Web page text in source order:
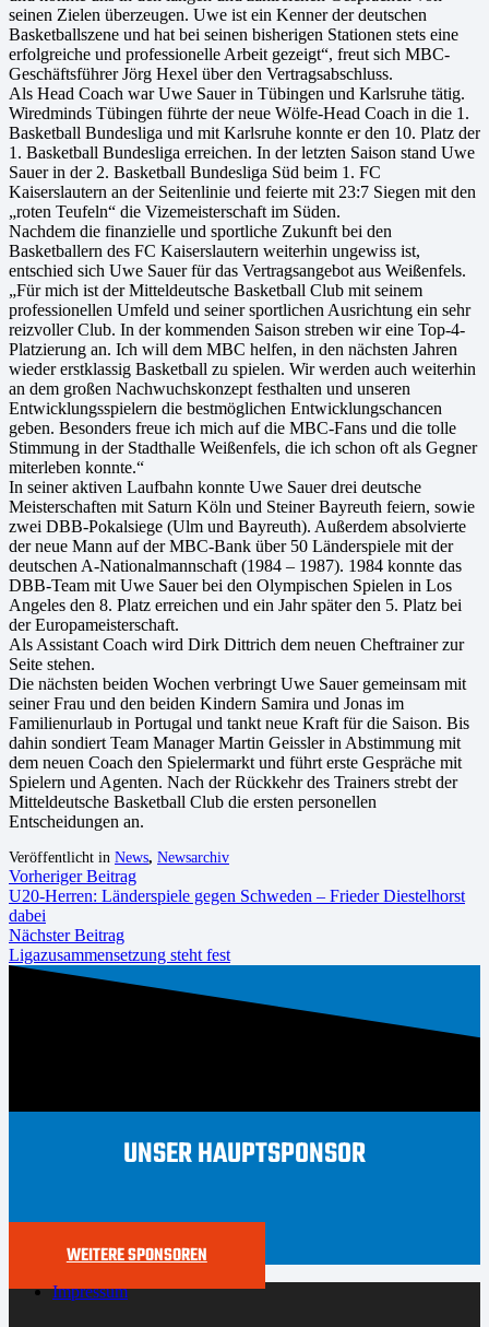
seinen Zielen überzeugen. Uwe ist ein Kenner der deutschen
Basketballszene und hat bei seinen bisherigen Stationen stets eine
erfolgreiche und professionelle Arbeit gezeigt“, freut sich MBC-
Geschäftsführer Jörg Hexel über den Vertragsabschluss.
Als Head Coach war Uwe Sauer in Tübingen und Karlsruhe tätig.
Wiredminds Tübingen führte der neue Wölfe-Head Coach in die 1.
Basketball Bundesliga und mit Karlsruhe konnte er den 10. Platz der
1. Basketball Bundesliga erreichen. In der letzten Saison stand Uwe
Sauer in der 2. Basketball Bundesliga Süd beim 1. FC
Kaiserslautern an der Seitenlinie und feierte mit 23:7 Siegen mit den
„roten Teufeln“ die Vizemeisterschaft im Süden.
Nachdem die finanzielle und sportliche Zukunft bei den
Basketballern des FC Kaiserslautern weiterhin ungewiss ist,
entschied sich Uwe Sauer für das Vertragsangebot aus Weißenfels.
„Für mich ist der Mitteldeutsche Basketball Club mit seinem
professionellen Umfeld und seiner sportlichen Ausrichtung ein sehr
reizvoller Club. In der kommenden Saison streben wir eine Top-4-
Platzierung an. Ich will dem MBC helfen, in den nächsten Jahren
wieder erstklassig Basketball zu spielen. Wir werden auch weiterhin
an dem großen Nachwuchskonzept festhalten und unseren
Entwicklungsspielern die bestmöglichen Entwicklungschancen
geben. Besonders freue ich mich auf die MBC-Fans und die tolle
Stimmung in der Stadthalle Weißenfels, die ich schon oft als Gegner
miterleben konnte.“
In seiner aktiven Laufbahn konnte Uwe Sauer drei deutsche
Meisterschaften mit Saturn Köln und Steiner Bayreuth feiern, sowie
zwei DBB-Pokalsiege (Ulm und Bayreuth). Außerdem absolvierte
der neue Mann auf der MBC-Bank über 50 Länderspiele mit der
deutschen A-Nationalmannschaft (1984 – 1987). 1984 konnte das
DBB-Team mit Uwe Sauer bei den Olympischen Spielen in Los
Angeles den 8. Platz erreichen und ein Jahr später den 5. Platz bei
der Europameisterschaft.
Als Assistant Coach wird Dirk Dittrich dem neuen Cheftrainer zur
Seite stehen.
Die nächsten beiden Wochen verbringt Uwe Sauer gemeinsam mit
seiner Frau und den beiden Kindern Samira und Jonas im
Familienurlaub in Portugal und tankt neue Kraft für die Saison. Bis
dahin sondiert Team Manager Martin Geissler in Abstimmung mit
dem neuen Coach den Spielermarkt und führt erste Gespräche mit
Spielern und Agenten. Nach der Rückkehr des Trainers strebt der
Mitteldeutsche Basketball Club die ersten personellen
Entscheidungen an.
Veröffentlicht in News, Newsarchiv
Vorheriger Beitrag
U20-Herren: Länderspiele gegen Schweden – Frieder Diestelhorst
dabei
Nächster Beitrag
Ligazusammensetzung steht fest
UNSER HAUPTSPONSOR
WEITERE SPONSOREN
Impressum